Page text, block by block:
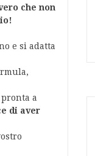
che non
e si adatta
a
di aver